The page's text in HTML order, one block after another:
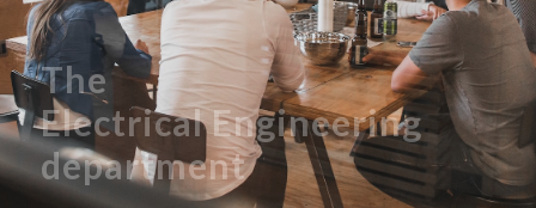
The
ElectricalEngineering
department